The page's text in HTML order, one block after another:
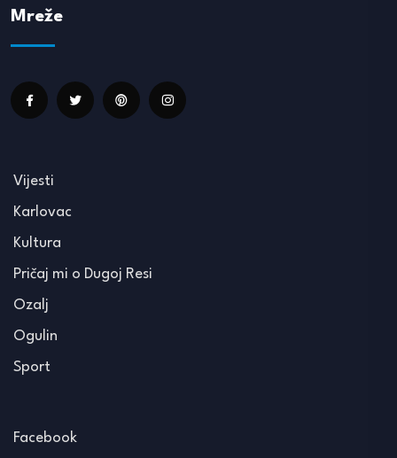
Mreže
Vijesti
Karlovac
Kultura
Pričaj mi o Dugoj Resi
Ozalj
Ogulin
Sport
Facebook